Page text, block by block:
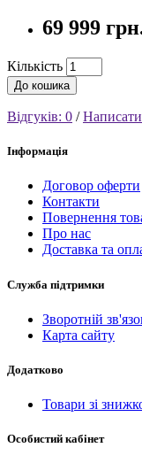
69 999
Кількість
До кошика
Відгуків: 0 /Написати
Інформація
Договор оферти
Контакти
Повернення
Про нас
Доставка та
Служба підтримки
Зворотній
Карта сайту
Додатково
Товари зі
Особистий кабінет